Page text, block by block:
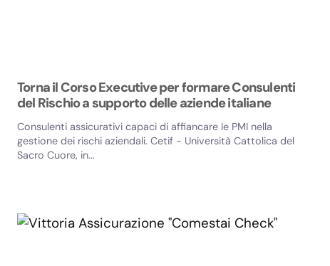
Torna il Corso Executive per formare Consulenti
del Rischio a supporto delle aziende italiane
Consulenti assicurativi capaci di affiancare le PMI nella
gestione dei rischi aziendali. Cetif - Università Cattolica del
Sacro Cuore, in...